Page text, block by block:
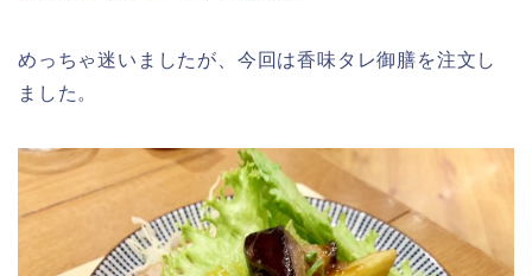
めっちゃ迷いましたが、今回は香味タレ御膳を注文し
ました。